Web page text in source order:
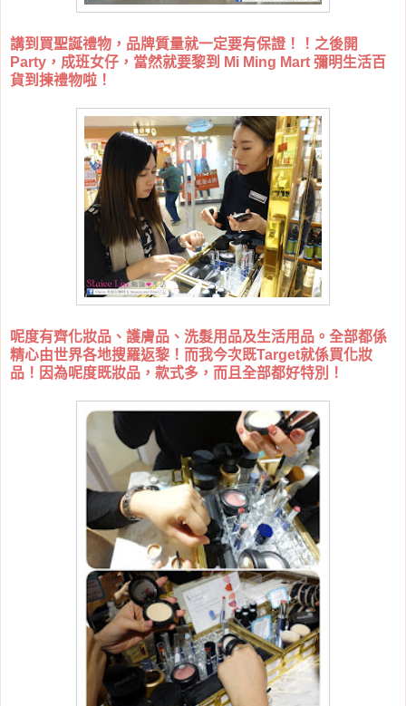
講到買聖誕禮物，品牌質量就一定要有保證！！之後開
Party，成班女仔，當然就要黎到 Mi Ming Mart 彌明生活百
貨到揀禮物啦！
呢度有齊化妝品、護膚品、洗髮用品及生活用品。全部都係
精心由世界各地搜羅返黎！而我今次既Target就係買化妝
品！因為呢度既妝品，款式多，而且全部都好特別！